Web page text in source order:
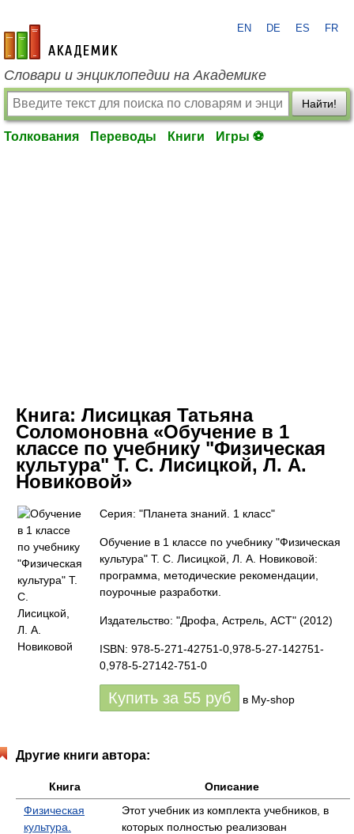
academic.ru
EN DE ES FR
Словари и энциклопедии на Академике
Найти!
Толкования Переводы Книги Игры ⚽
Книга: Лисицкая Татьяна
Соломоновна «Обучение в 1
классе по учебнику "Физическая
культура" Т. С. Лисицкой, Л. А.
Новиковой»
Серия: "Планета знаний. 1 класс"
Обучение в 1 классе по учебнику "Физическая
культура" Т. С. Лисицкой, Л. А. Новиковой:
программа, методические рекомендации,
поурочные разработки.
Издательство: "Дрофа, Астрель, АСТ" (2012)
ISBN: 978-5-271-42751-0,978-5-27-142751-
0,978-5-27142-751-0
Купить за 55 руб в My-shop
Другие книги автора:
Книга
Описание
Физическая
культура.
Этот учебник из комплекта учебников, в
которых полностью реализован